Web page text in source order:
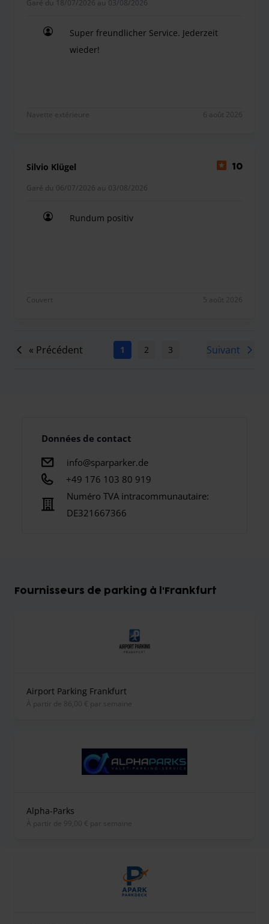
Garé du 18/07/2026 au 03/08/2026
Super freundlicher Service. Jederzeit
wieder!
Navette extérieure 6 août 2026
Silvio Klügel 10
Garé du 06/07/2026 au 03/08/2026
Rundum positiv
Couvert 5 août 2026
« Précédent 1 2 3 5
Suivant
Données de contact
info@sparparker.de
+49 176 103 80 919
Numéro TVA intracommunautaire:
DE321667366
Fournisseurs de parking à l'Frankfurt
Airport Parking Frankfurt
À partir de 86,00 € par semaine
Alpha-Parks
À partir de 99,00 € par semaine